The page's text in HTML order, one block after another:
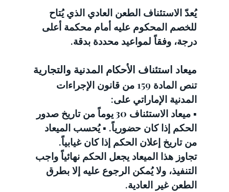
يُعدّ الاستئناف الطعن العادي الذي يُتاح
للخصم المحكوم عليه أمام محكمة أعلى
درجة، وفقاً لمواعيد محددة بدقة.
ميعاد استئناف الأحكام المدنية والتجارية
تنص المادة 159 من قانون الإجراءات
المدنية الإماراتي على:
▪️ ميعاد الاستئناف 30 يوماً
من تاريخ صدور
الحكم إذا كان حضورياً. ▪️ يُحسب الميعاد
من تاريخ إعلان الحكم إذا كان غيابياً.
تجاوز هذا الميعاد يجعل الحكم نهائياً واجب
التنفيذ، ولا يُمكن الرجوع عليه إلا بطرق
الطعن غير العادية.